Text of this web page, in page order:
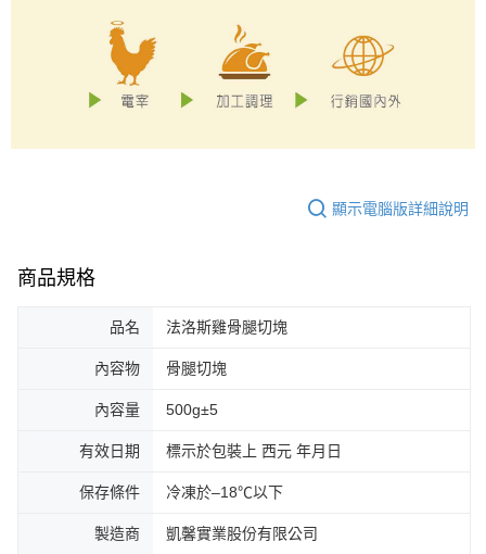
顯示電腦版詳細說明
商品規格
品名 法洛斯雞骨腿切塊
內容物 骨腿切塊
內容量 500g±5
有效日期 標示於包裝上 西元 年月日
保存條件 冷凍於–18℃以下
製造商 凱馨實業股份有限公司